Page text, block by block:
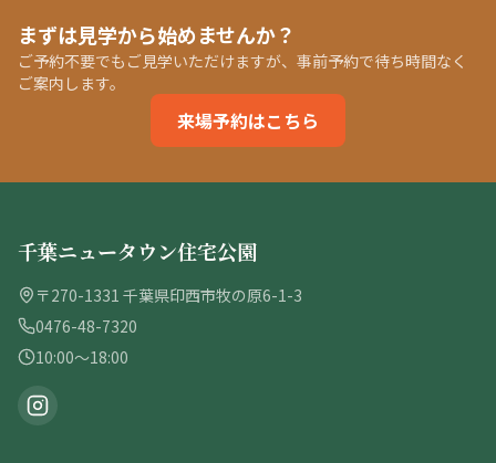
まずは見学から始めませんか？
ご予約不要でもご見学いただけますが、事前予約で待ち時間なく
ご案内します。
来場予約はこちら
千葉ニュータウン住宅公園
〒270-1331 千葉県印西市牧の原6-1-3
0476-48-7320
10:00〜18:00